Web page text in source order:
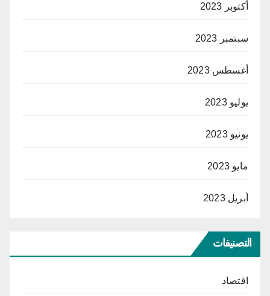
أكتوبر 2023
سبتمبر 2023
أغسطس 2023
يوليو 2023
يونيو 2023
مايو 2023
أبريل 2023
التصنيفات
اقتصاد